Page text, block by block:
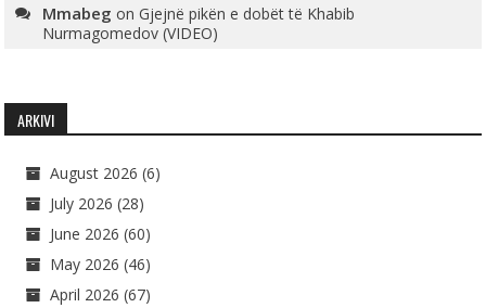
Mmabeg onGjejnë pikën e dobët të Khabib
Nurmagomedov (VIDEO)
ARKIVI
August 2026 (6)
July 2026 (28)
June 2026 (60)
May 2026 (46)
April 2026 (67)